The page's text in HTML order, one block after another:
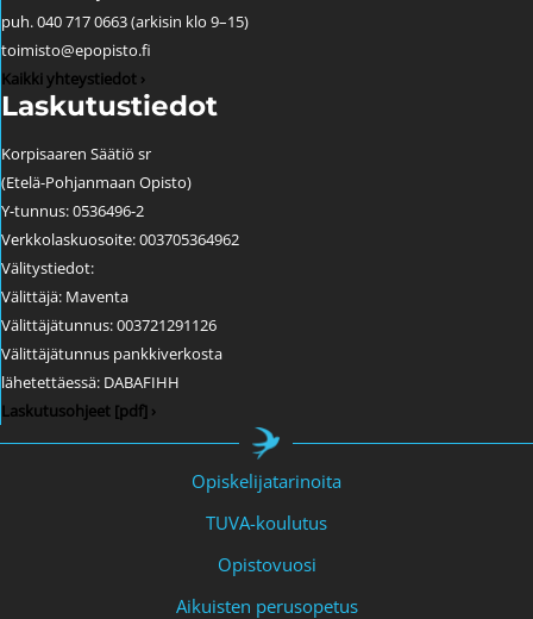
puh. 040 717 0663 (arkisin klo 9–15)
toimisto@epopisto.fi
Kaikki yhteystiedot ›
Laskutustiedot
Korpisaaren Säätiö sr
(Etelä-Pohjanmaan Opisto)
Y-tunnus: 0536496-2
Verkkolaskuosoite: 003705364962
Välitystiedot:
Välittäjä: Maventa
Välittäjätunnus: 003721291126
Välittäjätunnus pankkiverkosta
lähetettäessä: DABAFIHH
Laskutusohjeet [pdf] ›
Opiskelijatarinoita
TUVA-koulutus
Opistovuosi
Aikuisten perusopetus